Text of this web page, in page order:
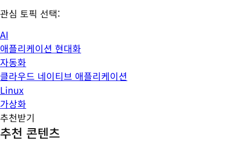
관심 토픽 선택:
AI
애플리케이션 현대화
자동화
클라우드 네이티브 애플리케이션
Linux
가상화
추천받기
추천 콘텐츠